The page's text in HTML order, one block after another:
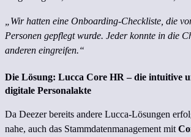
„Wir hatten eine Onboarding-Checkliste, die
Personen gepflegt wurde. Jeder konnte in die
anderen eingreifen.“
Die Lösung: Lucca Core HR – die intuitive
digitale Personalakte
Da Deezer bereits andere Lucca-Lösungen
nahe, auch das Stammdatenmanagement mit